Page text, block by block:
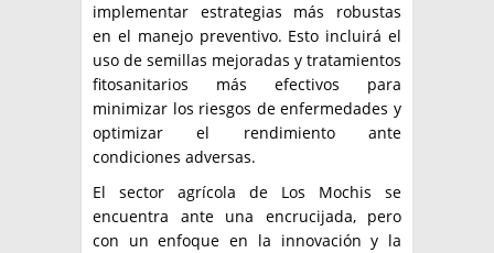
implementar estrategias más robustas
en el manejo preventivo. Esto incluirá el
uso de semillas mejoradas y tratamientos
fitosanitarios más efectivos para
minimizar los riesgos de enfermedades y
optimizar el rendimiento ante
condiciones adversas.
El sector agrícola de Los Mochis se
encuentra ante una encrucijada, pero
con un enfoque en la innovación y la